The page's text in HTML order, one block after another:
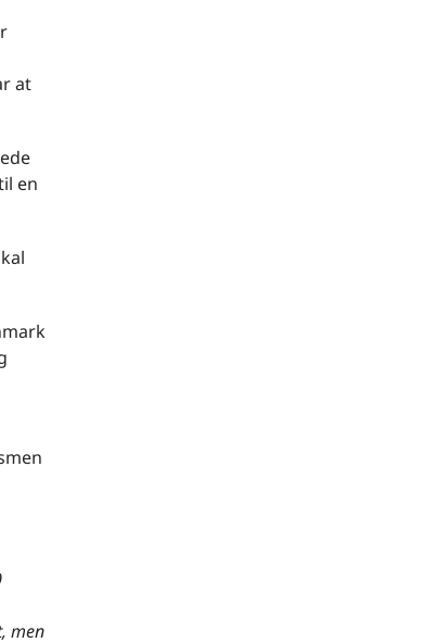
at
en
men